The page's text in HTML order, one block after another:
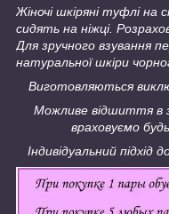
Жіночі шкіряні туфлі на
сидять на ніжці.
Для зручного взування
натуральної шкіри
Виготовляються
Можливе відшиття в
враховуємо
Індивідуальний